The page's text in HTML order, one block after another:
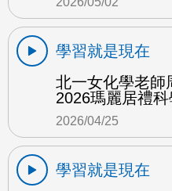
學習就是現在
北一女化學老師
2026瑪麗居禮
2026/04/25
學習就是現在